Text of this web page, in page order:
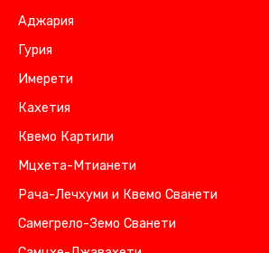
Аджария
Гурия
Имерети
Кахетия
Квемо Картили
Мцхета-Мтианети
Рача-Лечхуми и Квемо Сванети
Самегрело-Земо Сванети